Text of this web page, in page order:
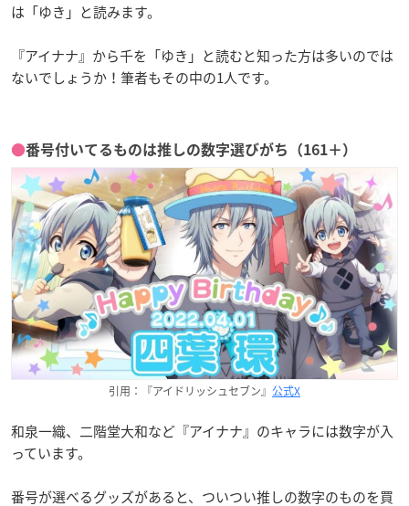
は「ゆき」と読みます。
『アイナナ』から千を「ゆき」と読むと知った方は多いのでは
ないでしょうか！筆者もその中の1人です。
●番号付いてるものは推しの数字選びがち（161＋）
引用：『アイドリッシュセブン』 公式X
和泉一織、二階堂大和など『アイナナ』のキャラには数字が入
っています。
番号が選べるグッズがあると、ついつい推しの数字のものを買